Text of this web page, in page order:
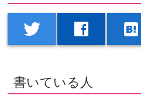
twitter facebook hatenabookmark
書いている人